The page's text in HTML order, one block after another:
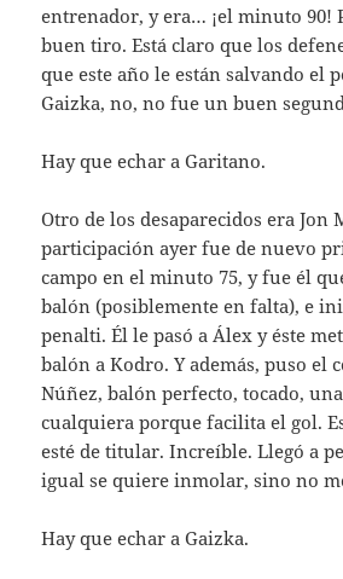
entrenador, y era… ¡el minuto 90!
buen tiro. Está claro que los
que este año le están salvando el
Gaizka, no, no fue un buen
Hay que echar a Garitano.
Otro de los desaparecidos era Jon
participación ayer fue de nuevo
campo en el minuto 75, y fue él
balón (posiblemente en falta), e
penalti. Él le pasó a Álex y éste
balón a Kodro. Y además, puso el
Núñez, balón perfecto, tocado,
cualquiera porque facilita el gol.
esté de titular. Increíble. Llegó a
igual se quiere inmolar, sino no
Hay que echar a Gaizka.